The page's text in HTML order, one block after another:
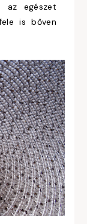
az egészet
is bőven